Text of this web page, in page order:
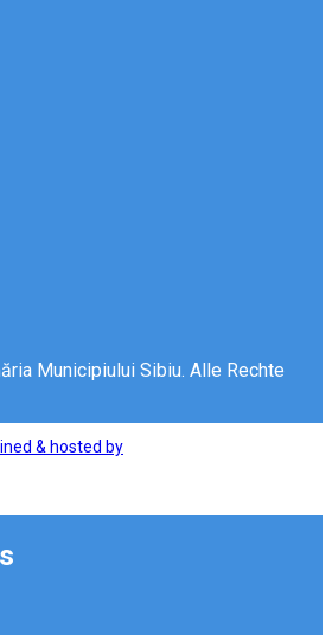
Municipiului Sibiu. Alle Rechte
& hosted by